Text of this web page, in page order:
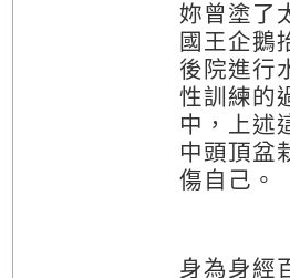
妳曾塗了
國王企鵝
後院進行
性訓練的
中，上述
中頭頂盆
傷自己。
身為身經